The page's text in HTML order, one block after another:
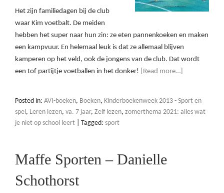
Het zijn familiedagen bij de club
waar Kim voetbalt. De meiden
hebben het super naar hun zin: ze eten pannenkoeken en maken
een kampvuur. En helemaal leuk is dat ze allemaal blijven
kamperen op het veld, ook de jongens van de club. Dat wordt
een tof partijtje voetballen in het donker!
[Read more…]
Posted in: AVI-boeken, Boeken, Kinderboekenweek 2013 - Sport en
spel, Leren lezen, va. 7 jaar, Zelf lezen, zomerthema 2021: alles wat
je niet op school leert
Tagged: sport
Maffe Sporten – Danielle
Schothorst